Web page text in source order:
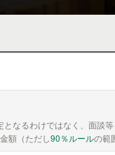
なるわけではなく、面談等
額（ただし90％ルールの範